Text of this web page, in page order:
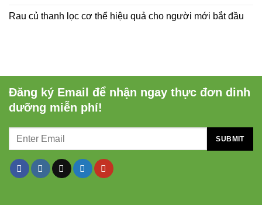
Rau củ thanh lọc cơ thể hiệu quả cho người mới bắt đầu
Đăng ký Email để nhận ngay thực đơn dinh
dưỡng miễn phí!